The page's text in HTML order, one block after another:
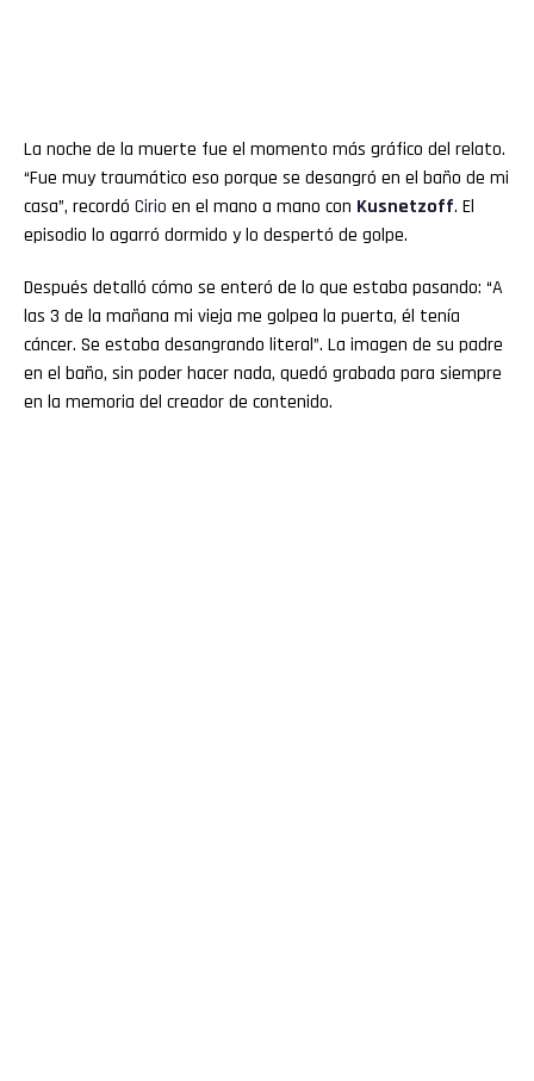
La noche de la muerte fue el momento más gráfico del relato.
“Fue muy traumático eso porque se desangró en el baño de mi
casa”, recordó Cirio en el mano a mano con Kusnetzoff. El
episodio lo agarró dormido y lo despertó de golpe.
Después detalló cómo se enteró de lo que estaba pasando: “A
las 3 de la mañana mi vieja me golpea la puerta, él tenía
cáncer. Se estaba desangrando literal”. La imagen de su padre
en el baño, sin poder hacer nada, quedó grabada para siempre
en la memoria del creador de contenido.